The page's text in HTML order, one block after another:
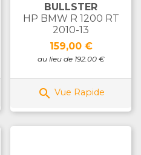
BULLSTER
HP BMW R 1200 RT
2010-13
Prix
159,00 €
au lieu de 192.00 €
 Vue Rapide